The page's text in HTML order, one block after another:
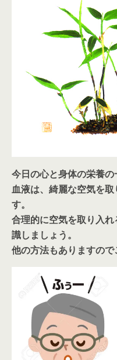
今日の心と身体の栄養の
血液は、綺麗な空気を
す。
合理的に空気を取り入
識しましょう。
他の方法もありますので